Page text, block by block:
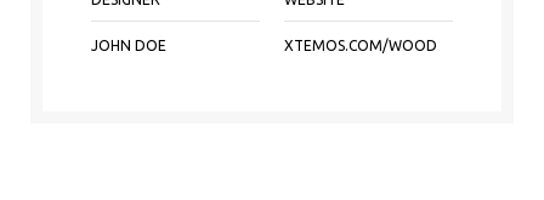
JOHN DOE XTEMOS.COM/WOOD